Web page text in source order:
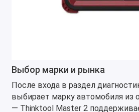
Выбор марки и рынка
После входа в раздел
выбирает марку автомобиля из
— Thinktool Master 2